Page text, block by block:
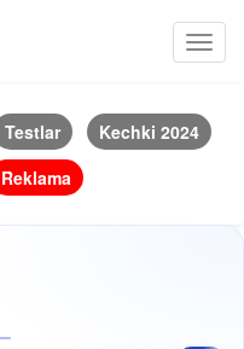
Testlar
Kechki 2024
Reklama